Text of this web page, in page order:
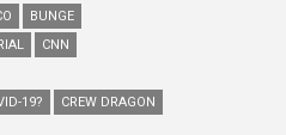
BUNGE
CNN
19?
CREW DRAGON